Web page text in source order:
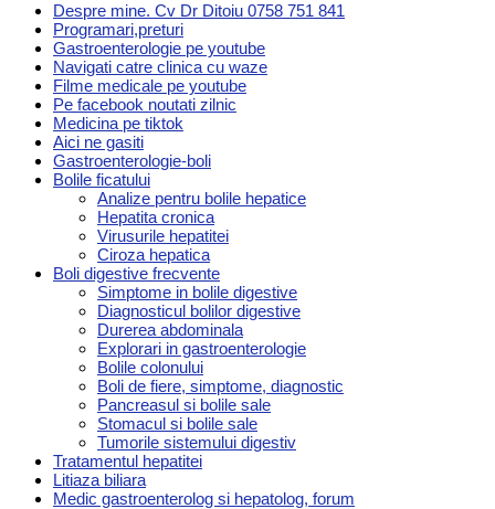
Despre mine. Cv Dr Ditoiu 0758 751 841
Programari,preturi
Gastroenterologie pe youtube
Navigati catre clinica cu waze
Filme medicale pe youtube
Pe facebook noutati zilnic
Medicina pe tiktok
Aici ne gasiti
Gastroenterologie-boli
Bolile ficatului
Analize pentru bolile hepatice
Hepatita cronica
Virusurile hepatitei
Ciroza hepatica
Boli digestive frecvente
Simptome in bolile digestive
Diagnosticul bolilor digestive
Durerea abdominala
Explorari in gastroenterologie
Bolile colonului
Boli de fiere, simptome, diagnostic
Pancreasul si bolile sale
Stomacul si bolile sale
Tumorile sistemului digestiv
Tratamentul hepatitei
Litiaza biliara
Medic gastroenterolog si hepatolog, forum